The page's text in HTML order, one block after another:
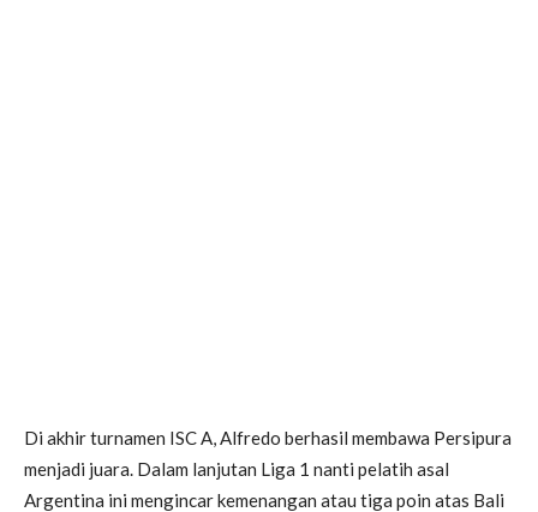
Di akhir turnamen ISC A, Alfredo berhasil membawa Persipura
menjadi juara. Dalam lanjutan Liga 1 nanti pelatih asal
Argentina ini mengincar kemenangan atau tiga poin atas Bali